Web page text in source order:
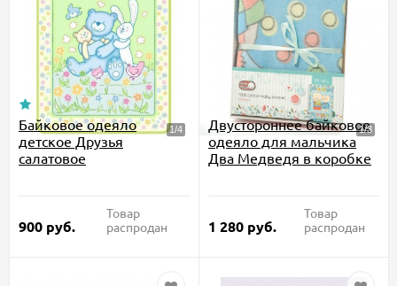
Байковое одеяло
детское Друзья
салатовое
900 руб.
Товар
распродан
Двустороннее байковое
одеяло для мальчика
Два Медведя в коробке
1 280 руб.
Товар
распродан